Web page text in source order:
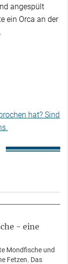
angespült
ein Orca an der
hat? Sind
- eine
Mondfische und
Fetzen. Das